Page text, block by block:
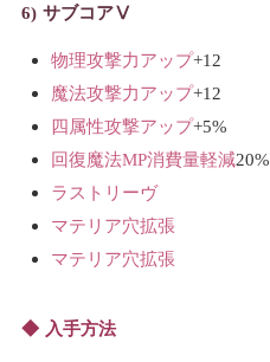
サブコアⅤ
物理攻撃力アップ+12
魔法攻撃力アップ+12
四属性攻撃アップ+5%
回復魔法MP消費量軽減20%
ラストリーヴ
マテリア穴拡張
マテリア穴拡張
入手方法